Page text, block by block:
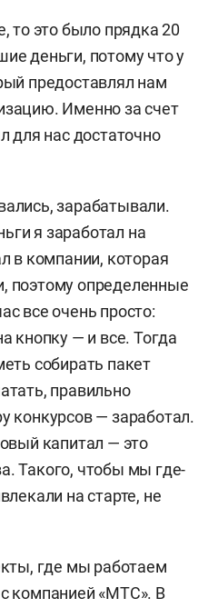
то это было прядка20
деньги, потому что у
предоставлял нам
Именно за счет
для нас достаточно
зарабатывали.
я заработал на
в компании, которая
поэтому определенные
все очень просто:
кнопку — и все. Тогда
собирать пакет
правильно
конкурсов —заработал.
капитал — это
Такого, чтобы мы где-
на старте, не
где мы работаем
компанией «МТС». В